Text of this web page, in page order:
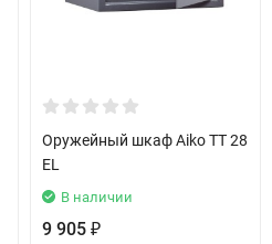
Оружейный шкаф Aiko TT 28
EL
В наличии
9 905 ₽